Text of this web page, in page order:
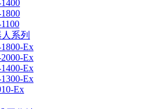
系列
Ex
Ex
Ex
Ex
Ex